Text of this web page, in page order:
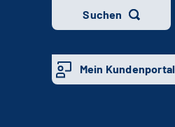
Suchen
Mein Kundenportal